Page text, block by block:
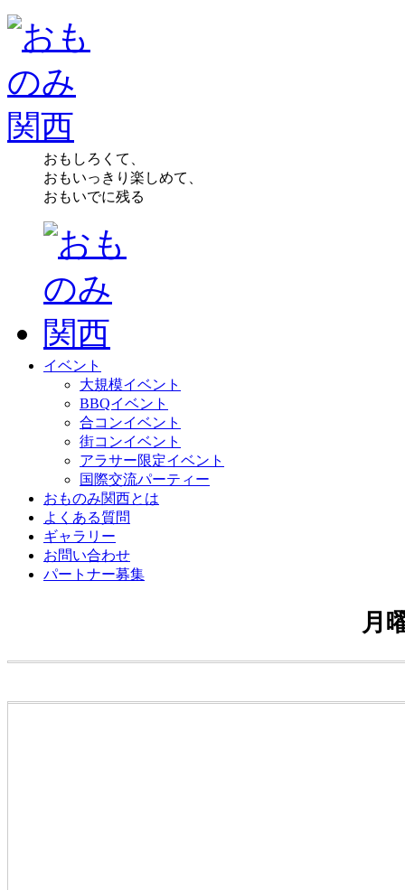
おもしろくて、
おもいっきり楽しめて、
おもいでに残る
イベント
大規模イベント
BBQイベント
合コンイベント
街コンイベント
アラサー限定イベント
国際交流パーティー
おものみ関西とは
よくある質問
ギャラリー
お問い合わせ
パートナー募集
月